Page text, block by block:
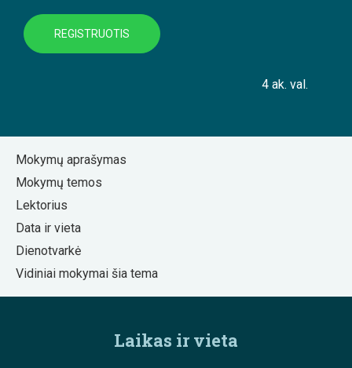
REGISTRUOTIS
4 ak. val.
Mokymų aprašymas
Mokymų temos
Lektorius
Data ir vieta
Dienotvarkė
Vidiniai mokymai šia tema
Laikas ir vieta